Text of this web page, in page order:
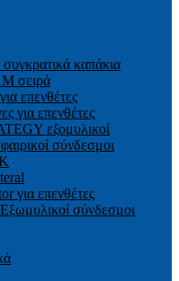
καπάκια
σειρά
επενθέτες
για επενθέτες
εξομυλικοί
σύνδεσμοι
για επενθέτες
σύνδεσμοι